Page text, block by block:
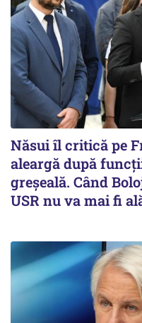
Năsui îl critică pe
aleargă după
greșeală. Când
USR nu va mai fi